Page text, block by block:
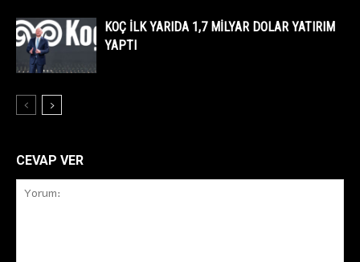
KOÇ İLK YARIDA 1,7 MİLYAR DOLAR YATIRIM
YAPTI
CEVAP VER